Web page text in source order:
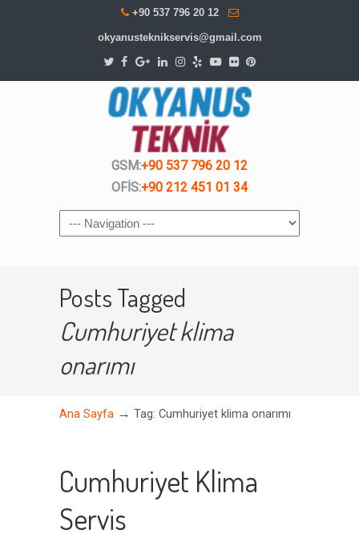
+90 537 796 20 12
okyanusteknikservis@gmail.com
GSM:+90 537 796 20 12
OFİS:+90 212 451 01 34
Navigation
Posts Tagged
Cumhuriyet klima
onarımı
Ana Sayfa → Tag: Cumhuriyet klima onarımı
Cumhuriyet Klima
Servis